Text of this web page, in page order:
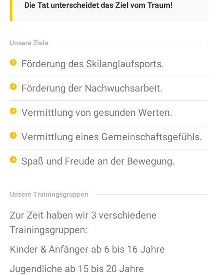
Die Tat unterscheidet das Ziel vom Traum!
Unsere Ziele
Förderung des Skilanglaufsports.
Förderung der Nachwuchsarbeit.
Vermittlung von gesunden Werten.
Vermittlung eines Gemeinschaftsgefühls.
Spaß und Freude an der Bewegung.
Unsere Trainingsgruppen
Zur Zeit haben wir 3 verschiedene
Trainingsgruppen:
Kinder & Anfänger ab 6 bis 16 Jahre
Jugendliche ab 15 bis 20 Jahre